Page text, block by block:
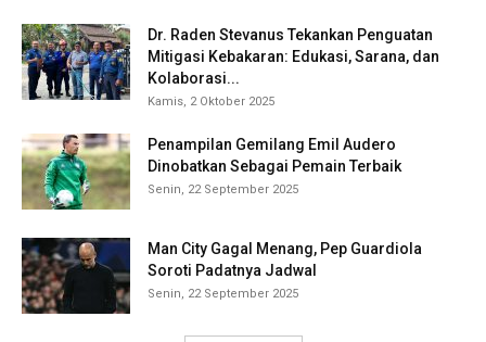
Dr. Raden Stevanus Tekankan Penguatan
Mitigasi Kebakaran: Edukasi, Sarana, dan
Kolaborasi...
Kamis, 2 Oktober 2025
Penampilan Gemilang Emil Audero
Dinobatkan Sebagai Pemain Terbaik
Senin, 22 September 2025
Man City Gagal Menang, Pep Guardiola
Soroti Padatnya Jadwal
Senin, 22 September 2025